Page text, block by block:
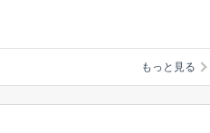
もっと見る